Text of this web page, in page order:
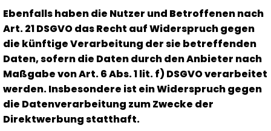
Ebenfalls haben die Nutzer und Betroffenen nach
Art. 21 DSGVO das Recht auf Widerspruch gegen
die künftige Verarbeitung der sie betreffenden
Daten, sofern die Daten durch den Anbieter nach
Maßgabe von Art. 6 Abs. 1 lit. f) DSGVO verarbeitet
werden. Insbesondere ist ein Widerspruch gegen
die Datenverarbeitung zum Zwecke der
Direktwerbung statthaft.